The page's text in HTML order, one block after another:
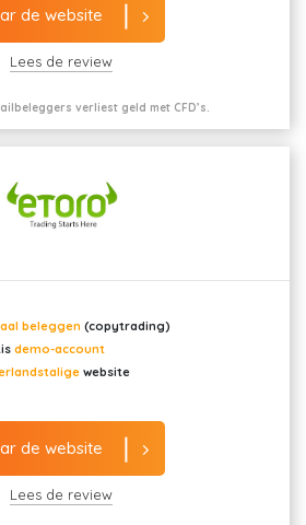
de website
Lees de review
verliest geld met CFD’s.
beleggen (copytrading)
demo-account
website
de website
Lees de review